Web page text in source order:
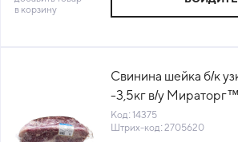
в корзину
Свинина шейка б/к
-3,5кг в/у
(КОД 14375) (-18°С)
Код: 14375
Штрих-код: 2705620